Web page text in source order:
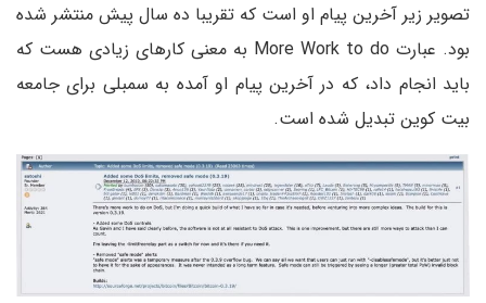
تصویر زیر آخرین پیام او است که تقریبا ده سال پیش منتشر شده
بود. عبارت More Work to do به معنی کارهای زیادی هست که
باید انجام داد، که در آخرین پیام او آمده به سمبلی برای جامعه
بیت کوین تبدیل شده است.